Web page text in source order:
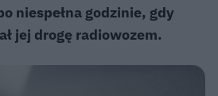
niespełna godzinie, gdy
jej drogę radiowozem.